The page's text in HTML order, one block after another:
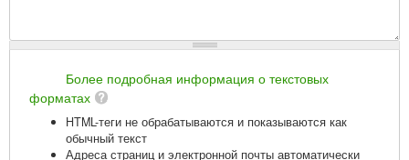
Более подробная информация о текстовых
форматах
HTML-теги не обрабатываются и показываются как
обычный текст
Адреса страниц и электронной почты автоматически